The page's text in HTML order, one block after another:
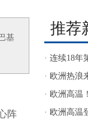
基
阵
推荐
· 连续18年
年
· 欧洲热浪
· 欧洲高温
· 欧洲高温